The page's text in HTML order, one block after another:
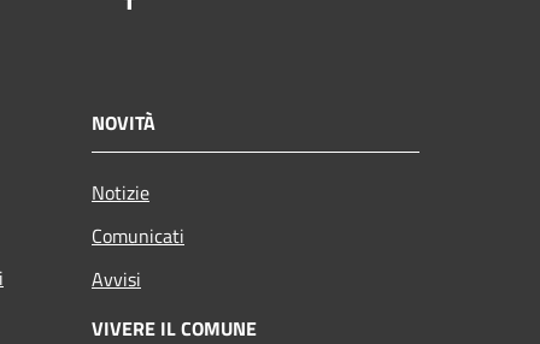
NOVITÀ
Notizie
Comunicati
Avvisi
VIVERE IL COMUNE